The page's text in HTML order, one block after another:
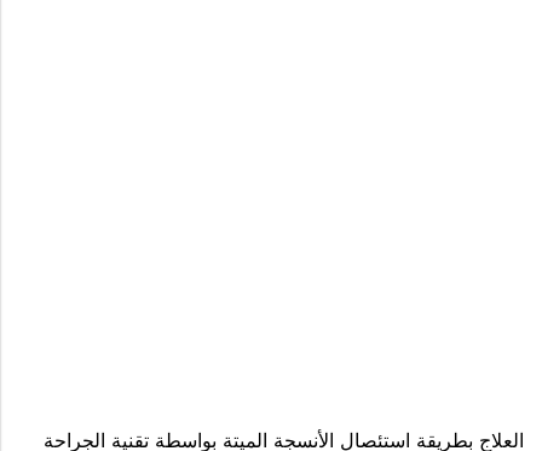
العلاج بطريقة استئصال الأنسجة الميتة بواسطة تقنية الجراحة